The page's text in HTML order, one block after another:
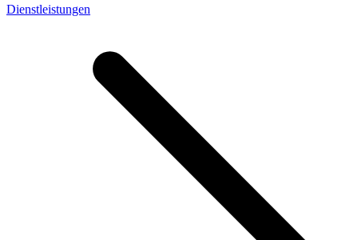
Dienstleistungen